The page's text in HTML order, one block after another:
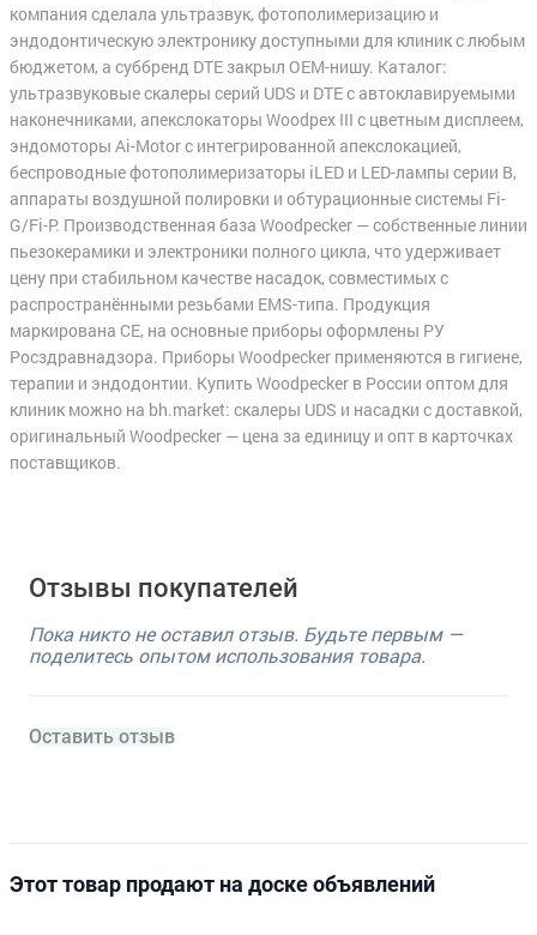
компания сделала ультразвук, фотополимеризацию и
эндодонтическую электронику доступными для клиник с любым
бюджетом, а суббренд DTE закрыл OEM-нишу. Каталог:
ультразвуковые скалеры серий UDS и DTE с автоклавируемыми
наконечниками, апекслокаторы Woodpex III с цветным дисплеем,
эндомоторы Ai-Motor с интегрированной апекслокацией,
беспроводные фотополимеризаторы iLED и LED-лампы серии B,
аппараты воздушной полировки и обтурационные системы Fi-
G/Fi-P. Производственная база Woodpecker — собственные линии
пьезокерамики и электроники полного цикла, что удерживает
цену при стабильном качестве насадок, совместимых с
распространёнными резьбами EMS-типа. Продукция
маркирована CE, на основные приборы оформлены РУ
Росздравнадзора. Приборы Woodpecker применяются в гигиене,
терапии и эндодонтии. Купить Woodpecker в России оптом для
клиник можно на bh.market: скалеры UDS и насадки с доставкой,
оригинальный Woodpecker — цена за единицу и опт в карточках
поставщиков.
Отзывы покупателей
Пока никто не оставил отзыв. Будьте первым —
поделитесь опытом использования товара.
Оставить отзыв
Этот товар продают на доске объявлений